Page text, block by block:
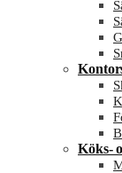
Köks-